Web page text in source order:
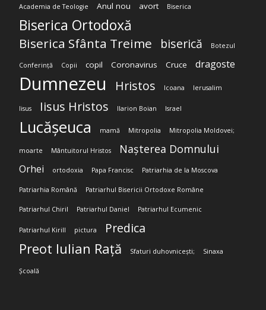
Academia de Teologie Anul nou avort Biserica
Biserica Ortodoxă
Biserica Sfânta Treime biserică Botezul
Conferință Copii copil Coronavirus Cruce dragoste
Dumnezeu Hristos Icoana Ierusalim
Iisus Iisus Hristos Ilarion Boian Israel
Lucășeuca mamă Mitropolia Mitropolia Moldovei;
moarte Mântuitorul Hristos Nașterea Domnului
Orhei ortodoxia Papa Francisc Patriarhia de la Moscova
Patriarhia Română Patriarhul Bisericii Ortodoxe Române
Patriarhul Chiril Patriarhul Daniel Patriarhul Ecumenic
Patriarhul Kirill pictura Predica
Preot Iulian Rață Sfaturi duhovnicești; Sinaxa
Școală